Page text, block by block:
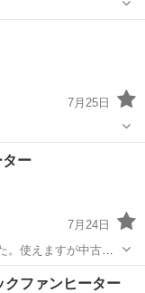
電
7月25日
ァンヒーター
ー
7月24日
使えますが中古品
ファンヒーター